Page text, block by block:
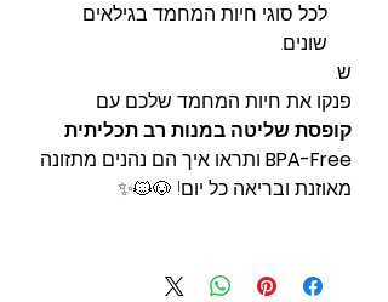
לכל סוגי חיות המחמד בגילאים
שונים.
ש.
פנקו את חיות המחמד שלכם עם
קופסת שליטה במנות רב תכליתית
BPA-Free ותראו איך הם נהנים מתזונה
מאוזנת ובריאה כל יום! 🐶🐱✨